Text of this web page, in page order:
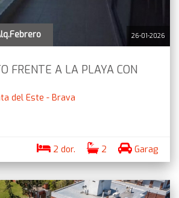
26-01-2026
FRENTE A LA PLAYA CON
del Este - Brava
2 dor. 2 Garag